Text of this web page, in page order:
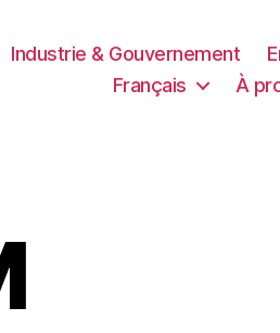
Industrie & Gouvernement
Français
À